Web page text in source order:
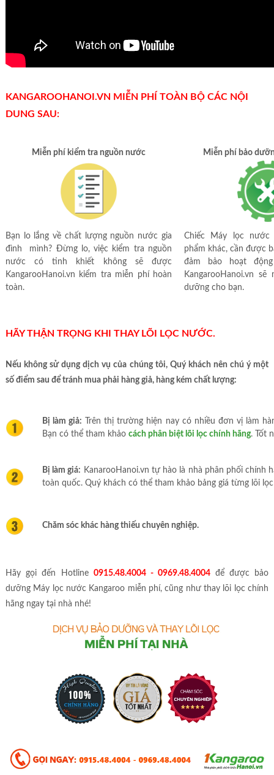
KANGAROOHANOI.VN MIỄN PHÍ TOÀN BỘ CÁC NỘI
DUNG SAU:
Miễn phí kiểm tra nguồn nước Miễn phí bảo
Bạn lo lắng về chất lượng nguồn nước gia
đình mình? Đừng lo, việc kiểm tra nguồn
nước có tinh khiết không sẽ được
KangarooHanoi.vn kiểm tra miễn phí hoàn
toàn.
Chiếc Máy lọc
phẩm khác, cần được
đảm bảo hoạt
KangarooHanoi.vn
dưỡng cho bạn.
HÃY THẬN TRỌNG KHI THAY LÕI LỌC NƯỚC.
Nếu không sử dụng dịch vụ của chúng tôi, Quý khách nên chú ý một
số điểm sau để tránh mua phải hàng giả, hàng kém chất lượng:
Bị làm giả: Trên thị trường hiện nay có nhiều đơn vị làm
Bạn có thể tham khảo cách phân biệt lõi lọc chính hãng. Tốt
Bị làm giá: KanarooHanoi.vn tự hào là nhà phân phối chính
toàn quốc. Quý khách có thể tham khảo bảng giá từng lõi
Chăm sóc khác hàng thiếu chuyên nghiệp.
Hãy gọi đến Hotline 0915.48.4004 - 0969.48.4004 để được bảo
dưỡng Máy lọc nước Kangaroo miễn phí, cũng như thay lõi lọc chính
hãng ngay tại nhà nhé!